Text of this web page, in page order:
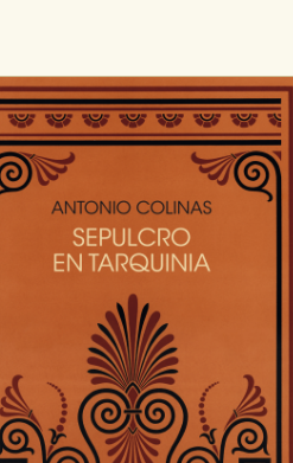
RECHAZAR TODO